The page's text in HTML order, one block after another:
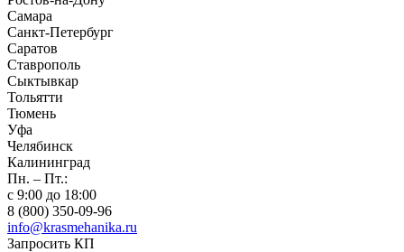
Самара
Санкт-Петербург
Саратов
Ставрополь
Сыктывкар
Тольятти
Тюмень
Уфа
Челябинск
Калининград
Пн. – Пт.:
с 9:00 до 18:00
8 (800) 350-09-96
info@krasmehanika.ru
Запросить КП